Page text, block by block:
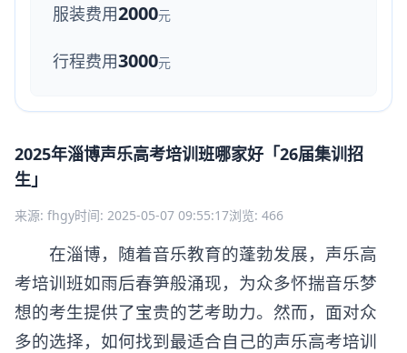
服装费用2000元
行程费用3000元
2025年淄博声乐高考培训班哪家好「26届集训招
生」
来源: fhgy时间: 2025-05-07 09:55:17浏览: 466
在淄博，随着音乐教育的蓬勃发展，声乐高
考培训班如雨后春笋般涌现，为众多怀揣音乐梦
想的考生提供了宝贵的艺考助力。然而，面对众
多的选择，如何找到最适合自己的声乐高考培训